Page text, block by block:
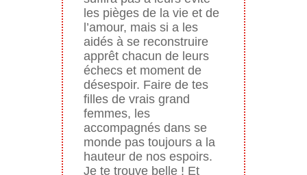
les pièges de la vie et de
l’amour, mais si a les
aidés à se reconstruire
apprêt chacun de leurs
échecs et moment de
désespoir. Faire de tes
filles de vrais grand
femmes, les
accompagnés dans se
monde pas toujours a la
hauteur de nos espoirs.
Je te trouve belle ! Et